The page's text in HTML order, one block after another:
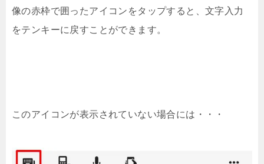
Xperia XZをBluetoothでPCに接続・ファ
ックス番号が使いやすい!!
像の赤枠で囲ったアイコンをタップすると、文字入力
をテンキーに戻すことができます。
このアイコンが表示されていない場合には・・・